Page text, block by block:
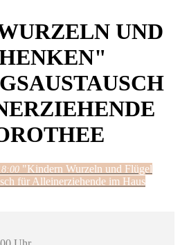
UND
"Kindern Wurzeln und Flügel
für Alleinerziehende im Haus